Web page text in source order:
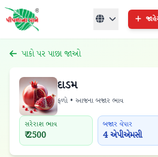
પાકો પર પાછા જાઓ
દાડમ
ફળો • આજના બજાર ભાવ
સરેરાશ ભાવ
₹ 2500
બજાર વેપાર
4 એપીએમસી